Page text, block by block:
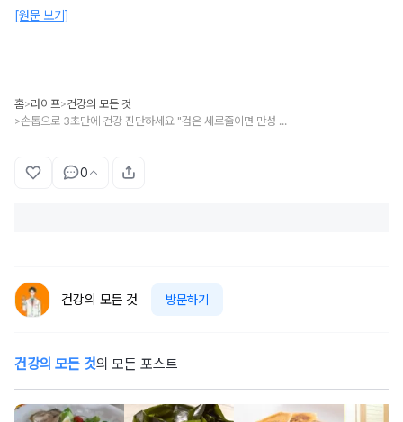
[원문 보기]
홈>라이프>건강의 모든 것
> 손톱으로 3초만에 건강 진단하세요 "검은 세로줄이면 만성 피로, 이 모양이면 암입니다"
0
건강의 모든 것 방문하기
건강의 모든 것의 모든 포스트